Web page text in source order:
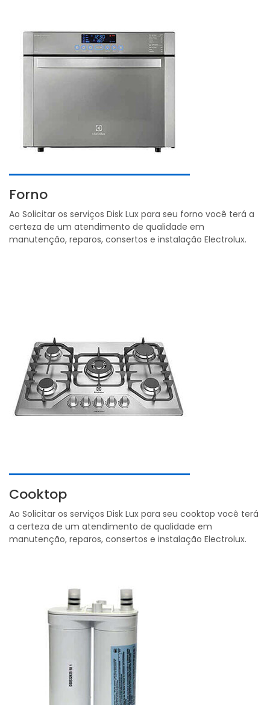
Forno
Ao Solicitar os serviços Disk Lux para seu forno você terá a
certeza de um atendimento de qualidade em
manutenção, reparos, consertos e instalação Electrolux.
Cooktop
Ao Solicitar os serviços Disk Lux para seu cooktop você terá
a certeza de um atendimento de qualidade em
manutenção, reparos, consertos e instalação Electrolux.